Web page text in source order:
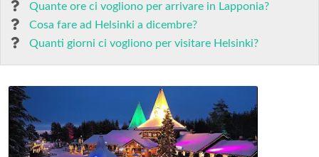
Quante ore ci vogliono per arrivare in Lapponia?
Cosa fare ad Helsinki a dicembre?
Quanti giorni ci vogliono per visitare Helsinki?